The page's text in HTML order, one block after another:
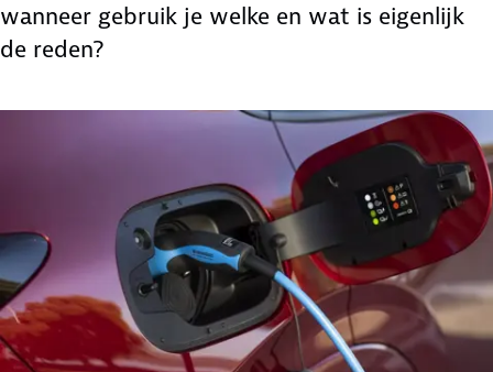
wanneer gebruik je welke en wat is eigenlijk
de reden?